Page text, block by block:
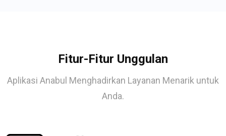
Fitur-Fitur Unggulan
Aplikasi Anabul Menghadirkan Layanan Menarik untuk
Anda.